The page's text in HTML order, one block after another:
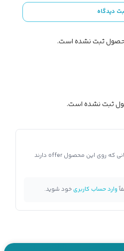
دیدگاه
ثبت نشده است.
ثبت نشده است.
سوال شما برای تمام فروشندگانی که روی این محصول offer دارند
وارد حساب کاربریخود شوید.